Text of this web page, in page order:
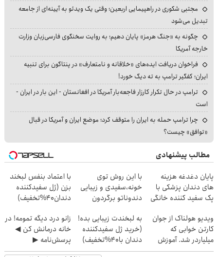
مجتبی شکوری در راهپیمایی اربعین؛ وقتی یک ویدئو به آیینه‌ای از جامعه
تبدیل می‌شود
چگونه به «جنگ هرمز» پایان دهیم؛ به روایت سخنگوی فارسی‌زبان وزارت
خارجه آمریکا
فراخوان دریافت ایده‌های «خلاقانه و نامتعارف» در پنتاگون برای تنبیه
ایران؛ کفگیر ترامپ به ته دیگ خورد!
ترامپ در حال تکرار کارزار فاجعه‌بار آمریکا در افغانستان - این بار در ایران -
است
چرا ترامپ حمله به ایران را متوقف کرد؛ موضع ایران و آمریکا در قبال
«توافق» چیست؟
مطالب پیشنهادی
پایان دغدغه هزینه
های دندان پزشکی با
پک سفید کننده خانگی
با این روش توی
خونه،سفیدی و زیبایی
دندوناتو برگردون
با اعتماد بنفس لبخند
بزن (ژل سفیدکننده
دندان40%تخفیف)
ویدیو هولناک از جوان
کارتن خوابی که
میلیاردر شد. آموزش
رایگان
به لبخندت زیبایی بده!
(خرید ژل سفیدکننده
دندان با40%تخفیف)
زانو درد دیگه تمومه! در
خانه درمانش کن ◀
پرسش‌نامه ▶